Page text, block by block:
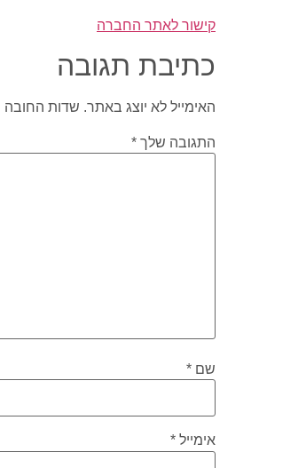
קישור לאתר החברה
כתיבת תגובה
האימייל לא יוצג באתר. שדות החובה
התגובה שלך *
שם *
אימייל *